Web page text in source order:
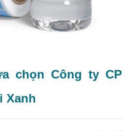
chọn Công ty CP
Xanh